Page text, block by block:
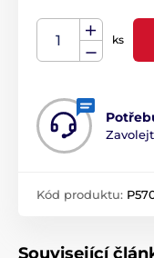
ks
Kód produktu:
Související